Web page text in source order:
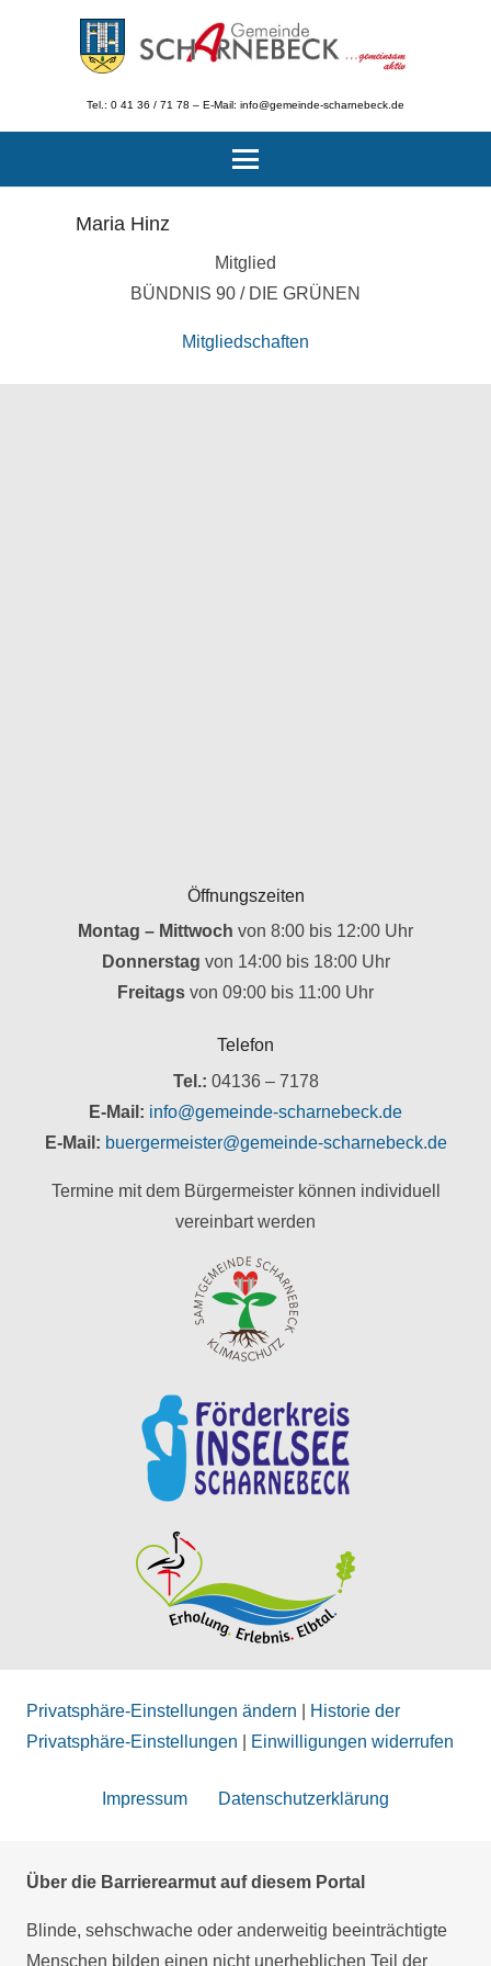
Tel.: 0 41 36 / 71 78 – E-Mail: info@gemeinde-scharnebeck.de
Maria Hinz
Mitglied
BÜNDNIS 90 / DIE GRÜNEN
Mitgliedschaften
Öffnungszeiten
Montag – Mittwoch von 8:00 bis 12:00 Uhr
Donnerstag von 14:00 bis 18:00 Uhr
Freitags von 09:00 bis 11:00 Uhr
Telefon
Tel.: 04136 – 7178
E-Mail: info@gemeinde-scharnebeck.de
E-Mail: buergermeister@gemeinde-scharnebeck.de
Termine mit dem Bürgermeister können individuell
vereinbart werden
Privatsphäre-Einstellungen ändern
Historie der
Privatsphäre-Einstellungen
Einwilligungen widerrufen
Impressum Datenschutzerklärung
Über die Barrierearmut auf diesem Portal
Blinde, sehschwache oder anderweitig beeinträchtigte
Menschen bilden einen nicht unerheblichen Teil der